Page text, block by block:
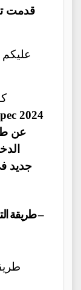
قدمت
عن
جديد
طريقة